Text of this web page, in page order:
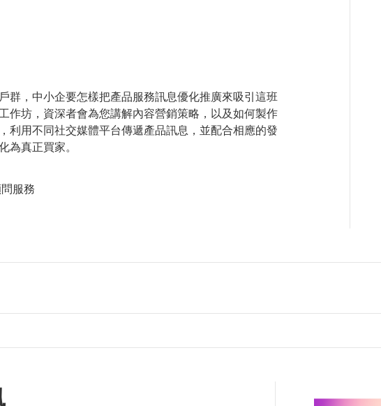
群，中小企要怎樣把產品服務訊息優化推廣來吸引這班
作坊，資深者會為您講解內容營銷策略，以及如何製作
利用不同社交媒體平台傳遞產品訊息，並配合相應的發
為真正買家。
服務